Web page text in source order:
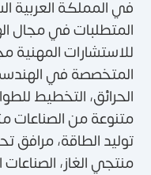
المتطلبات في مجال
للاستشارات
المتخصصة في
الحرائق، التخطيط
متنوعة من الصناعات
توليد الطاقة، مرافق
منتجي الغاز، الصناعات